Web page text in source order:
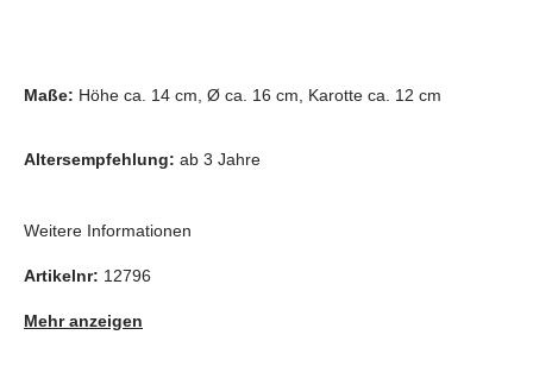
Maße: Höhe ca. 14 cm, Ø ca. 16 cm, Karotte ca. 12 cm
Altersempfehlung: ab 3 Jahre
Weitere Informationen
Artikelnr: 12796
Mehr anzeigen